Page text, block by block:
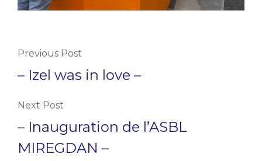
Previous Post
– Izel was in love –
Next Post
– Inauguration de l’ASBL
MIREGDAN –